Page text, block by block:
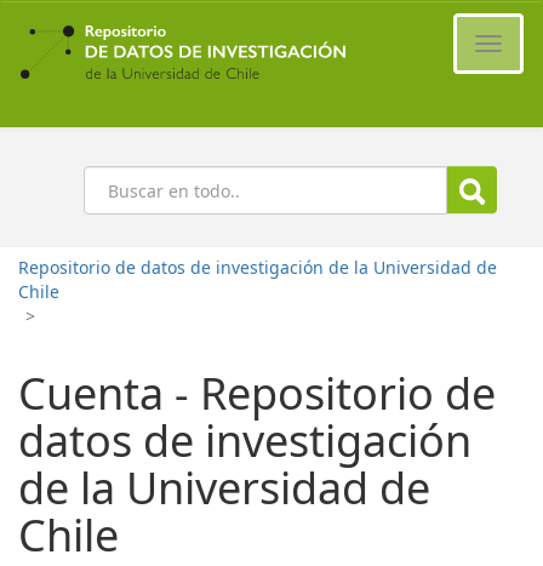
Ir
contenido
principal
Buscar
Repositorio de datos de investigación de la Universidad de
Chile
>
Cuenta - Repositorio de
datos de investigación
de la Universidad de
Chile